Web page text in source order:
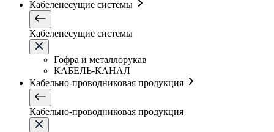
Кабеленесущие системы
Кабеленесущие системы
Гофра и металлорукав
КАБЕЛЬ-КАНАЛ
Кабельно-проводниковая продукция
Кабельно-проводниковая продукция